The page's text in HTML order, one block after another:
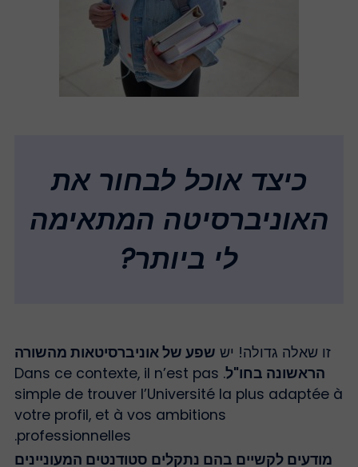
כיצד אוכל לבחור את
האוניברסיטה המתאימה
לי ביותר?
זו שאלה גדולה! יש שפע של אוניברסיטאות מהשורה
הראשונה בחו"ל . Dans ce contexte, il n’est pas
simple de trouver l’Université la plus adaptée
votre profil, et à vos ambitions
professionnelles.
מודעים לקשיים בהם נתקלים סטודנטים המעוניינים